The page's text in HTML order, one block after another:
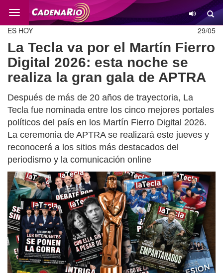
Cambio
29/05
ES HOY
La Tecla va por el Martín Fierro
Digital 2026: esta noche se
realiza la gran gala de APTRA
Después de más de 20 años de trayectoria, La
Tecla fue nominada entre los cinco mejores portales
políticos del país en los Martín Fierro Digital 2026.
La ceremonia de APTRA se realizará este jueves y
reconocerá a los sitios más destacados del
periodismo y la comunicación online